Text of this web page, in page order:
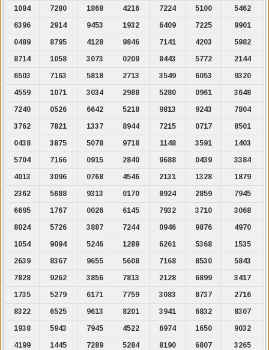
1084
7280 1868 4216 7224 5100
5462
6396
2914 9453 1932 6409 7225
9901
0489
8795 4128 9846 7141 4203
5982
8714
1058 3073 0209 8443 5772
2144
6503
7163 5818 2713 3549 6053
9320
4559
1071 3034 2988 5280 0961
3648
7240
0526 6642 5218 9813 9243
7804
3762
7821 1337 8944 7215 0717
8501
0438
3875 5078 9718 1148 3591
1403
5704
7166 0915 2840 9688 0439
3384
4013
3096 0768 4546 2131 1328
1879
2362
5688 9313 0170 8924 2859
7945
6695
1767 0026 6145 7932 3710
3068
8024
5726 3887 7244 0946 9876
4970
1054
9094 5246 1289 6261 5368
1535
2639
8367 9655 5608 7168 8530
5843
7828
9262 3856 7813 2128 6899
3417
1735
5279 6171 7759 3083 8737
2716
8322
6525 9613 8201 3941 6832
8307
1938
5943 7945 4522 6974 1650
9032
4199
1445 7289 5284 8190 6807
3265